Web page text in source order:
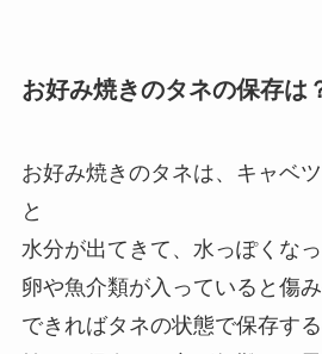
お好み焼きのタネの保存は
お好み焼きのタネは、キャベ
と
水分が出てきて、水っぽくなっ
卵や魚介類が入っていると傷み
できればタネの状態で保存する